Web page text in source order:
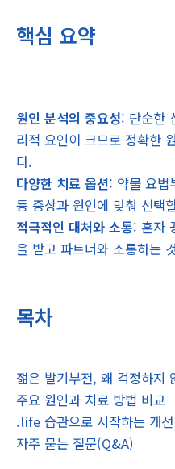
핵심 요약
원인 분석의 중요성: 단순한
리적 요인이 크므로 정확한
다.
다양한 치료 옵션: 약물 요법
등 증상과 원인에 맞춰 선택
적극적인 대처와 소통: 혼자
을 받고 파트너와 소통하는
목차
젊은 발기부전, 왜 걱정하지
주요 원인과 치료 방법 비교
.life 습관으로 시작하는 개
자주 묻는 질문(Q&A)